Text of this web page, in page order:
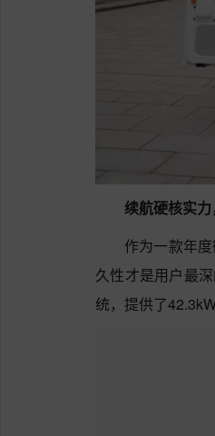
续航硬核实
作为一款年
久性才是用户最
统，提供了